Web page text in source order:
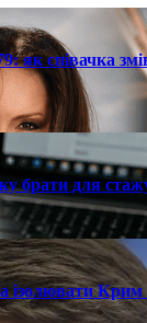
співачка
брати для
ізолювати